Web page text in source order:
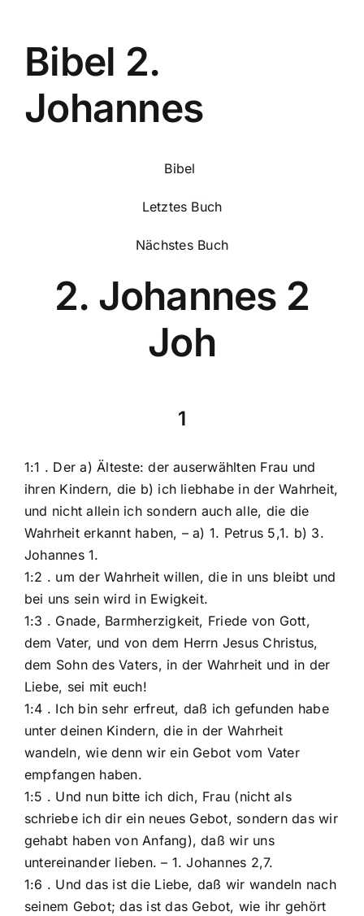
Bibel 2.
Johannes
Bibel
Letztes Buch
Nächstes Buch
2. Johannes 2
Joh
1
1:1 . Der a) Älteste: der auserwählten Frau und
ihren Kindern, die b) ich liebhabe in der Wahrheit,
und nicht allein ich sondern auch alle, die die
Wahrheit erkannt haben, – a) 1. Petrus 5,1. b) 3.
Johannes 1.
1:2 . um der Wahrheit willen, die in uns bleibt und
bei uns sein wird in Ewigkeit.
1:3 . Gnade, Barmherzigkeit, Friede von Gott,
dem Vater, und von dem Herrn Jesus Christus,
dem Sohn des Vaters, in der Wahrheit und in der
Liebe, sei mit euch!
1:4 . Ich bin sehr erfreut, daß ich gefunden habe
unter deinen Kindern, die in der Wahrheit
wandeln, wie denn wir ein Gebot vom Vater
empfangen haben.
1:5 . Und nun bitte ich dich, Frau (nicht als
schriebe ich dir ein neues Gebot, sondern das wir
gehabt haben von Anfang), daß wir uns
untereinander lieben. – 1. Johannes 2,7.
1:6 . Und das ist die Liebe, daß wir wandeln nach
seinem Gebot; das ist das Gebot, wie ihr gehört